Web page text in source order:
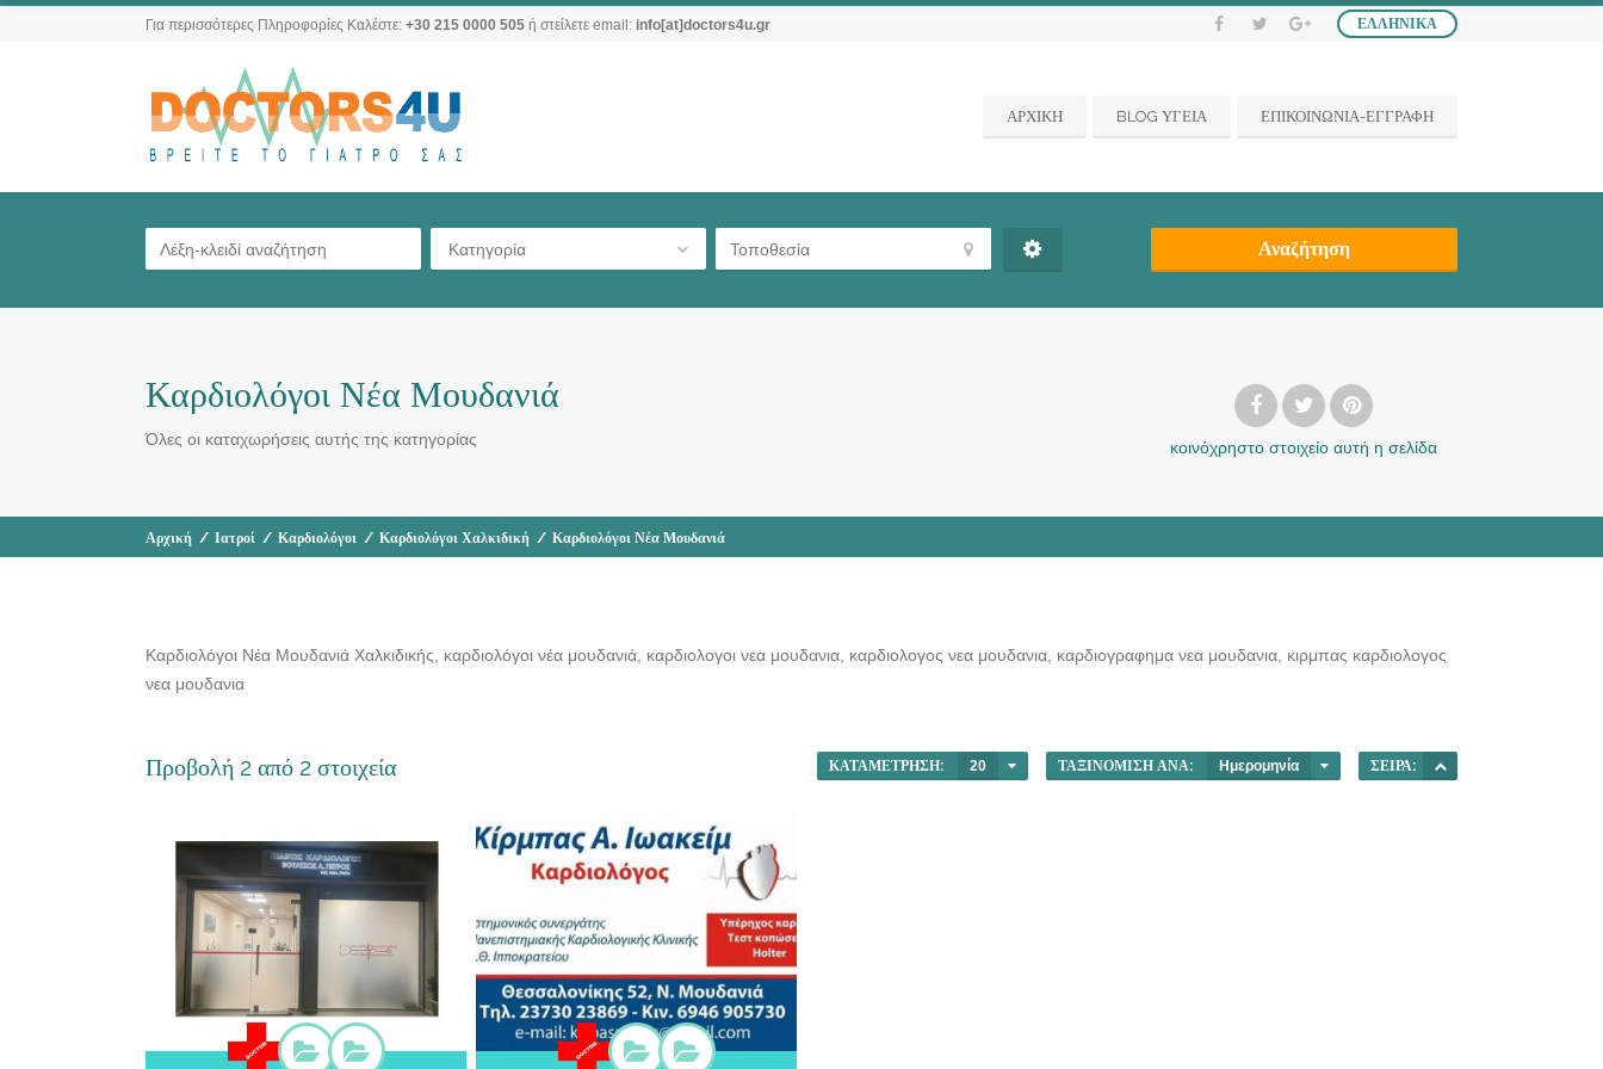
ΕΛΛΗΝΙΚΆ
Για περισσότερες Πληροφορίες Καλέστε: +30 215 0000 505 ή στείλετε email: info[at]doctors4u.gr
ΑΡΧΙΚΗ BLOG ΥΓΕΙΑ ΕΠΙΚΟΙΝΩΝΙΑ-ΕΓΓΡΑΦΗ
Κατηγορία Αναζήτηση
Καρδιολόγοι Νέα Μουδανιά
Όλες οι καταχωρήσεις αυτής της κατηγορίας κοινόχρηστο στοιχείο αυτή η σελίδα
Αρχική / Ιατροί / Καρδιολόγοι / Καρδιολόγοι Χαλκιδική / Καρδιολόγοι Νέα Μουδανιά
Καρδιολόγοι Νέα Μουδανιά Χαλκιδικής, καρδιολόγοι νέα μουδανιά, καρδιολογοι νεα μουδανια, καρδιολογος νεα μουδανια, καρδιογραφημα νεα μουδανια, κιρμπας καρδιολογος
νεα μουδανια
Προβολή 2 από 2 στοιχεία ΚΑΤΑΜΈΤΡΗΣΗ: 20 ΤΑΞΙΝΌΜΙΣΗ ΑΝΆ: Ημερομηνία ΣΕΙΡΆ: